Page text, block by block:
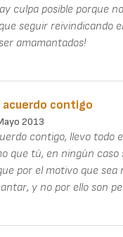
culpa posible porque
seguir reivindicando
amamantados!
contigo
2013
contigo, llevo todo
que tú, en ningún caso
por el motivo que sea
y no por ello son